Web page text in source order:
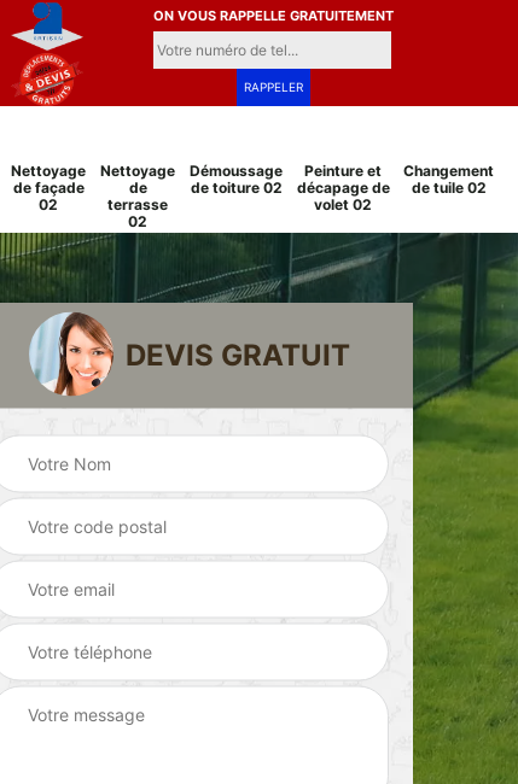
ON VOUS RAPPELLE GRATUITEMENT
Nettoyage
de façade
02
Nettoyage
de
terrasse
02
Démoussage
de toiture 02
Peinture et
décapage de
volet 02
Changement
de tuile 02
Peinture sur tuile
Pose et
changement
grillage et clôture
02
DEVIS GRATUIT